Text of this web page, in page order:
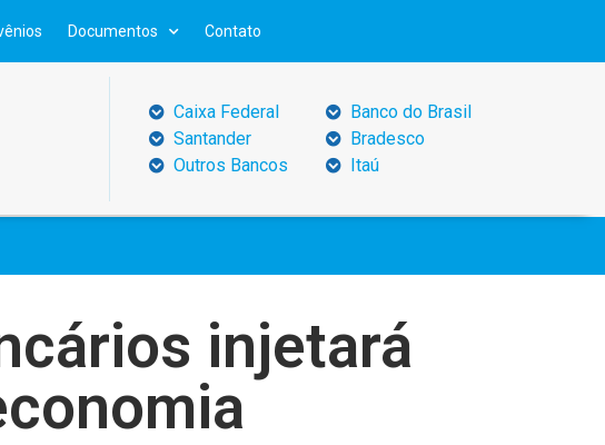
Documentos Contato
Caixa Federal
Santander
Outros Bancos
Banco do Brasil
Bradesco
Itaú
injetará